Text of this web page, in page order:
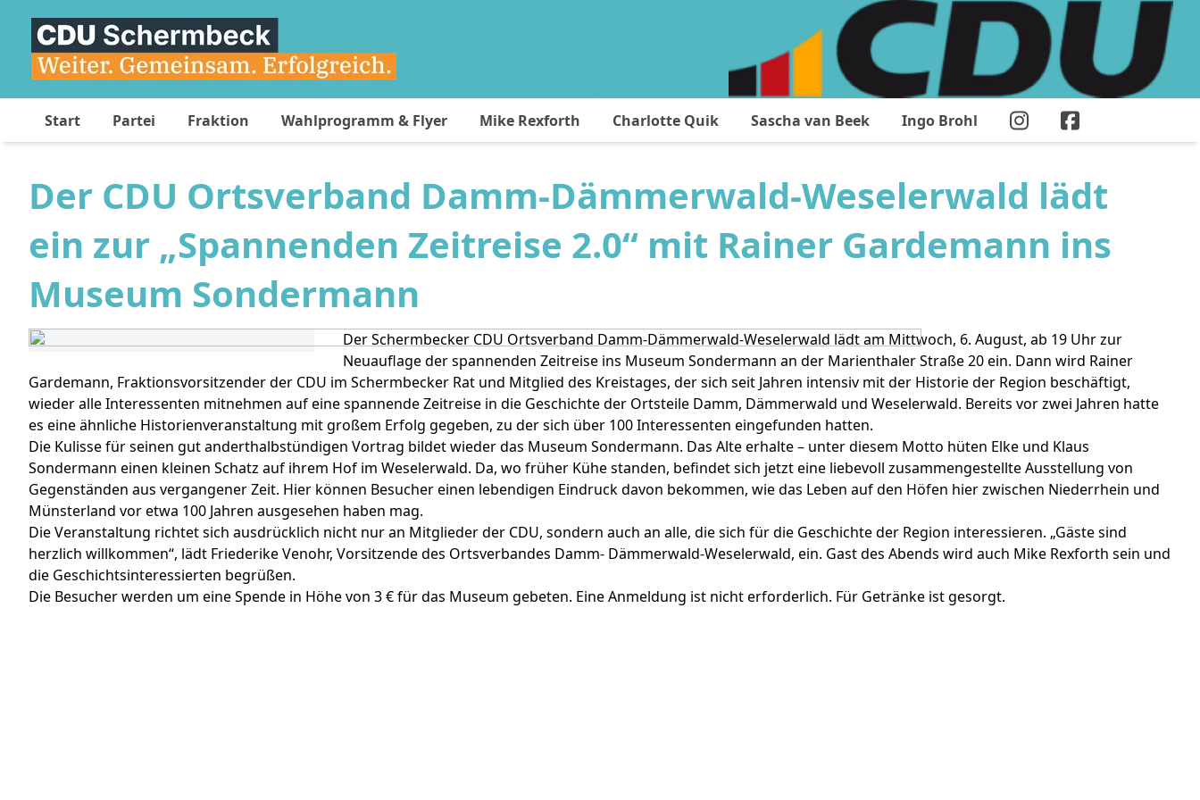
Start Partei Fraktion Wahlprogramm & Flyer Mike Rexforth Charlotte Quik Sascha van Beek Ingo Brohl
Der CDU Ortsverband Damm-Dämmerwald-Weselerwald lädt
ein zur „Spannenden Zeitreise 2.0“ mit Rainer Gardemann ins
Museum Sondermann
Der Schermbecker CDU Ortsverband Damm-Dämmerwald-Weselerwald lädt am Mittwoch, 6. August, ab 19 Uhr zur
Neuauflage der spannenden Zeitreise ins Museum Sondermann an der Marienthaler Straße 20 ein. Dann wird Rainer
Gardemann, Fraktionsvorsitzender der CDU im Schermbecker Rat und Mitglied des Kreistages, der sich seit Jahren intensiv mit der Historie der Region beschäftigt,
wieder alle Interessenten mitnehmen auf eine spannende Zeitreise in die Geschichte der Ortsteile Damm, Dämmerwald und Weselerwald. Bereits vor zwei Jahren hatte
es eine ähnliche Historienveranstaltung mit großem Erfolg gegeben, zu der sich über 100 Interessenten eingefunden hatten.
Die Kulisse für seinen gut anderthalbstündigen Vortrag bildet wieder das Museum Sondermann. Das Alte erhalte – unter diesem Motto hüten Elke und Klaus
Sondermann einen kleinen Schatz auf ihrem Hof im Weselerwald. Da, wo früher Kühe standen, befindet sich jetzt eine liebevoll zusammengestellte Ausstellung von
Gegenständen aus vergangener Zeit. Hier können Besucher einen lebendigen Eindruck davon bekommen, wie das Leben auf den Höfen hier zwischen Niederrhein und
Münsterland vor etwa 100 Jahren ausgesehen haben mag.
Die Veranstaltung richtet sich ausdrücklich nicht nur an Mitglieder der CDU, sondern auch an alle, die sich für die Geschichte der Region interessieren. „Gäste sind
herzlich willkommen“, lädt Friederike Venohr, Vorsitzende des Ortsverbandes Damm- Dämmerwald-Weselerwald, ein. Gast des Abends wird auch Mike Rexforth sein und
die Geschichtsinteressierten begrüßen.
Die Besucher werden um eine Spende in Höhe von 3 € für das Museum gebeten. Eine Anmeldung ist nicht erforderlich. Für Getränke ist gesorgt.